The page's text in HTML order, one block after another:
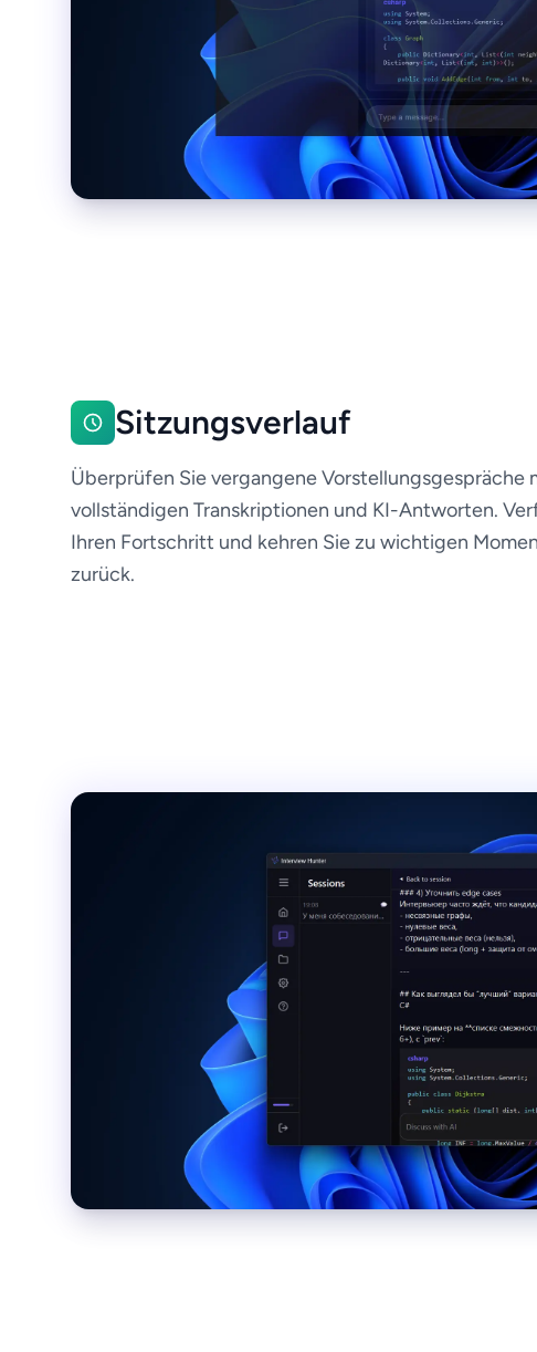
Sitzungsverlauf
Überprüfen Sie vergangene Vorstellungsgespräche
vollständigen Transkriptionen und KI-Antworten.
Ihren Fortschritt und kehren Sie zu wichtigen
zurück.